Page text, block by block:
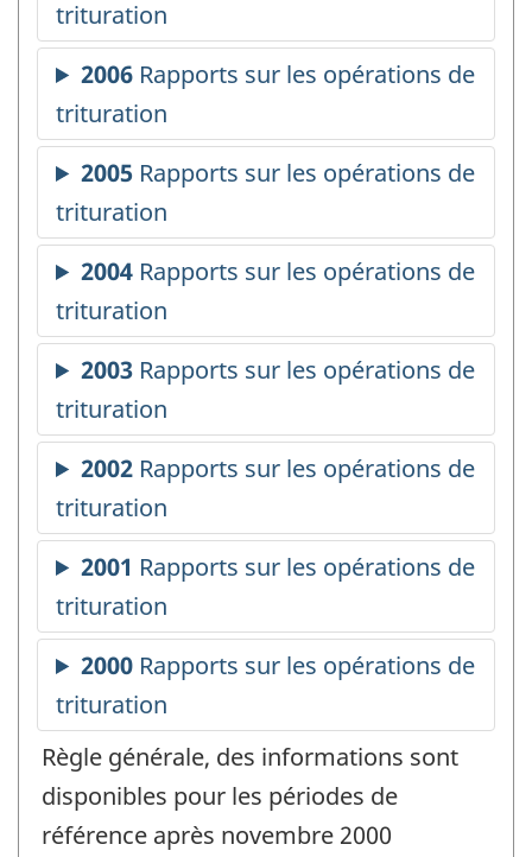
Règle générale, des informations sont
disponibles pour les périodes de
référence après novembre 2000